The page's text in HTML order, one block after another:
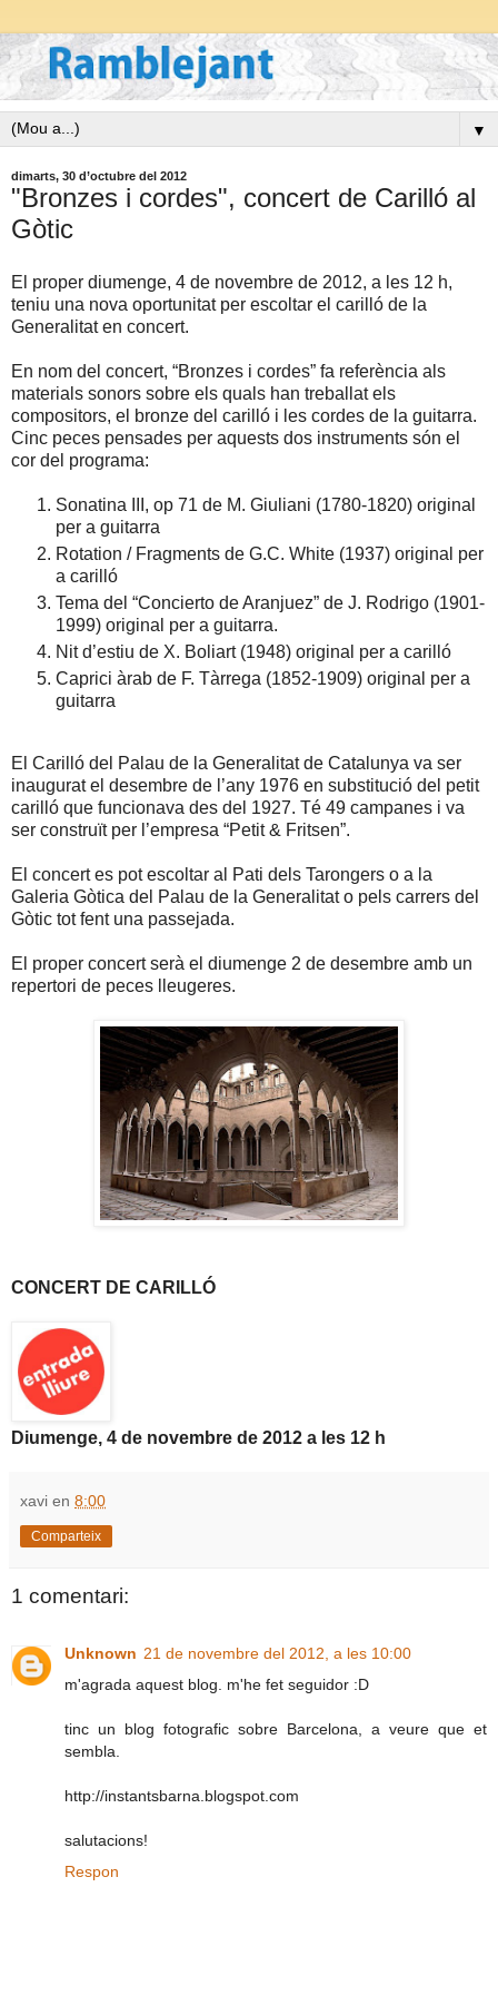
▼
dimarts, 30 d’octubre del 2012
"Bronzes i cordes", concert de Carilló al
Gòtic
El proper diumenge, 4 de novembre de 2012, a les 12 h,
teniu una nova oportunitat per escoltar el carilló de la
Generalitat en concert.
En nom del concert, “Bronzes i cordes” fa referència als
materials sonors sobre els quals han treballat els
compositors, el bronze del carilló i les cordes de la guitarra.
Cinc peces pensades per aquests dos instruments són el
cor del programa:
Sonatina III, op 71 de M. Giuliani (1780-1820) original
per a guitarra
Rotation / Fragments de G.C. White (1937) original per
a carilló
Tema del “Concierto de Aranjuez” de J. Rodrigo (1901-
1999) original per a guitarra.
Nit d’estiu de X. Boliart (1948) original per a carilló
Caprici àrab de F. Tàrrega (1852-1909) original per a
guitarra
El Carilló del Palau de la Generalitat de Catalunya va ser
inaugurat el desembre de l’any 1976 en substitució del petit
carilló que funcionava des del 1927. Té 49 campanes i va
ser construït per l’empresa “Petit & Fritsen”.
El concert es pot escoltar al Pati dels Tarongers o a la
Galeria Gòtica del Palau de la Generalitat o pels carrers del
Gòtic tot fent una passejada.
El proper concert serà el diumenge 2 de desembre amb un
repertori de peces lleugeres.
CONCERT DE CARILLÓ
Diumenge, 4 de novembre de 2012 a les 12 h
xavi en 8:00
Comparteix
1 comentari:
Unknown 21 de novembre del 2012, a les 10:00
m'agrada aquest blog. m'he fet seguidor :D
tinc un blog fotografic sobre Barcelona, a veure que et
sembla.
http://instantsbarna.blogspot.com
salutacions!
Respon